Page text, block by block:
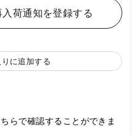
入荷通知を登録する
に追加する
らで確認することができま